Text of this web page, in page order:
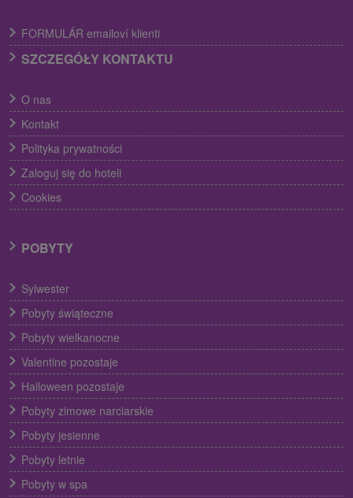
FORMULÁR emailoví klienti
SZCZEGÓŁY KONTAKTU
O nas
Kontakt
Polityka prywatności
Zaloguj się do hoteli
Cookies
POBYTY
Sylwester
Pobyty świąteczne
Pobyty wielkanocne
Valentine pozostaje
Halloween pozostaje
Pobyty zimowe narciarskie
Pobyty jesienne
Pobyty letnie
Pobyty w spa